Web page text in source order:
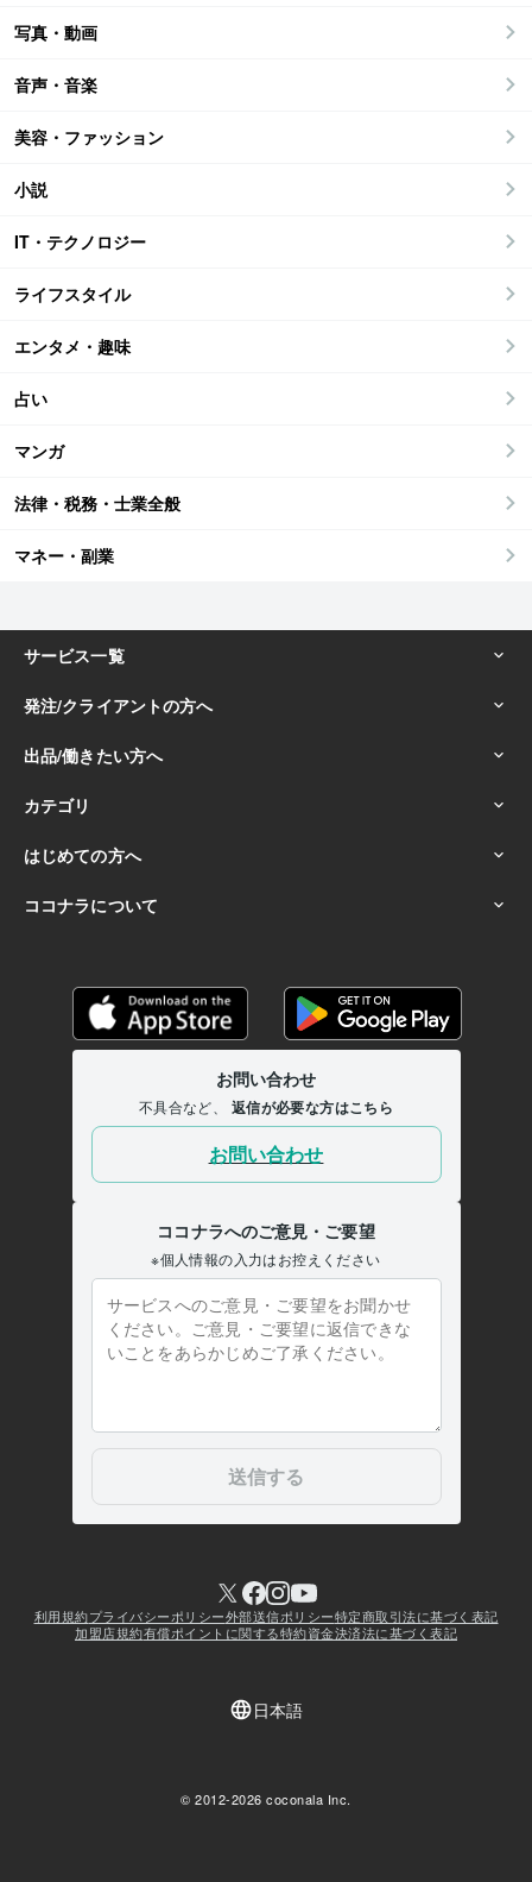
写真・動画
音声・音楽
美容・ファッション
小説
IT・テクノロジー
ライフスタイル
エンタメ・趣味
占い
マンガ
法律・税務・士業全般
マネー・副業